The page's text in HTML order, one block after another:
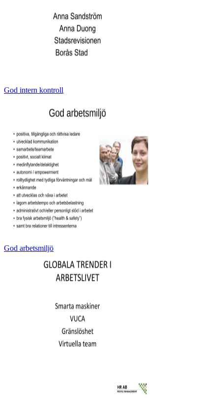
God intern kontroll
God arbetsmiljö